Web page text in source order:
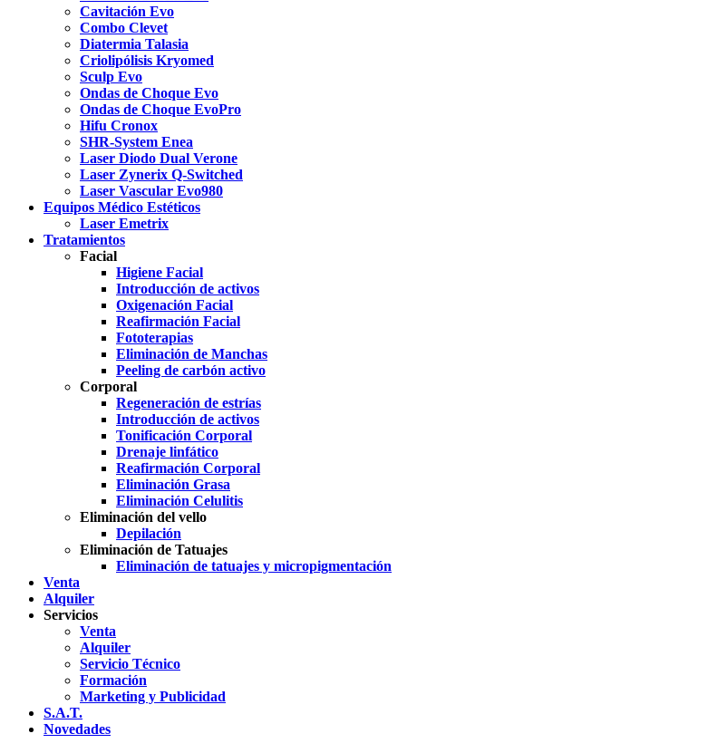
Cavitación Evo
Combo Clevet
Diatermia Talasia
Criolipólisis Kryomed
Sculp Evo
Ondas de Choque Evo
Ondas de Choque EvoPro
Hifu Cronox
SHR-System Enea
Laser Diodo Dual Verone
Laser Zynerix Q-Switched
Laser Vascular Evo980
Equipos Médico Estéticos
Laser Emetrix
Tratamientos
Facial
Higiene Facial
Introducción de activos
Oxigenación Facial
Reafirmación Facial
Fototerapias
Eliminación de Manchas
Peeling de carbón activo
Corporal
Regeneración de estrías
Introducción de activos
Tonificación Corporal
Drenaje linfático
Reafirmación Corporal
Eliminación Grasa
Eliminación Celulitis
Eliminación del vello
Depilación
Eliminación de Tatuajes
Eliminación de tatuajes y micropigmentación
Venta
Alquiler
Servicios
Venta
Alquiler
Servicio Técnico
Formación
Marketing y Publicidad
S.A.T.
Novedades